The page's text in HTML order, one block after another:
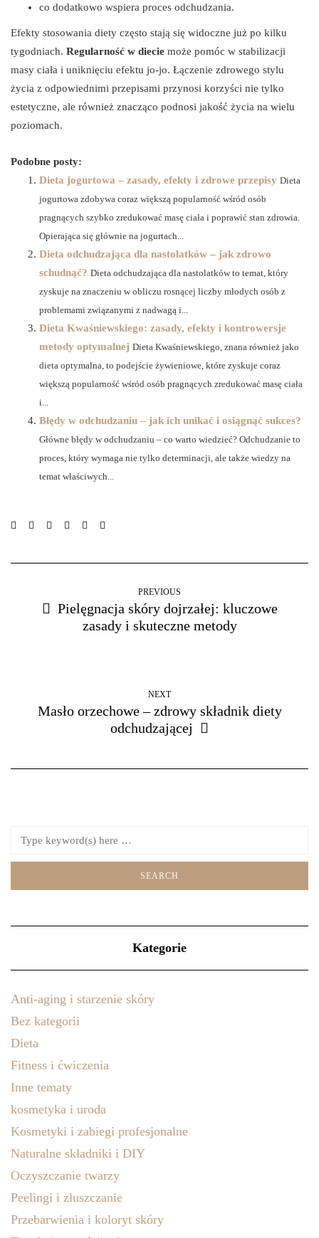
co dodatkowo wspiera proces odchudzania.
Efekty stosowania diety często stają się widoczne już po kilku
tygodniach. Regularność w diecie może pomóc w stabilizacji
masy ciała i uniknięciu efektu jo-jo. Łączenie zdrowego stylu
życia z odpowiednimi przepisami przynosi korzyści nie tylko
estetyczne, ale również znacząco podnosi jakość życia na wielu
poziomach.
Podobne posty:
Dieta jogurtowa – zasady, efekty i zdrowe przepisy Dieta
jogurtowa zdobywa coraz większą popularność wśród osób
pragnących szybko zredukować masę ciała i poprawić stan zdrowia.
Opierająca się głównie na jogurtach...
Dieta odchudzająca dla nastolatków – jak zdrowo
schudnąć? Dieta odchudzająca dla nastolatków to temat, który
zyskuje na znaczeniu w obliczu rosnącej liczby młodych osób z
problemami związanymi z nadwagą i...
Dieta Kwaśniewskiego: zasady, efekty i kontrowersje
metody optymalnej Dieta Kwaśniewskiego, znana również jako
dieta optymalna, to podejście żywieniowe, które zyskuje coraz
większą popularność wśród osób pragnących zredukować masę ciała
i...
Błędy w odchudzaniu – jak ich unikać i osiągnąć sukces?
Główne błędy w odchudzaniu – co warto wiedzieć? Odchudzanie to
proces, który wymaga nie tylko determinacji, ale także wiedzy na
temat właściwych...
PREVIOUS
Pielęgnacja skóry dojrzałej: kluczowe
zasady i skuteczne metody
NEXT
Masło orzechowe – zdrowy składnik diety
odchudzającej
Kategorie
Anti-aging i starzenie skóry
Bez kategorii
Dieta
Fitness i ćwiczenia
Inne tematy
kosmetyka i uroda
Kosmetyki i zabiegi profesjonalne
Naturalne składniki i DIY
Oczyszczanie twarzy
Peelingi i złuszczanie
Przebarwienia i koloryt skóry